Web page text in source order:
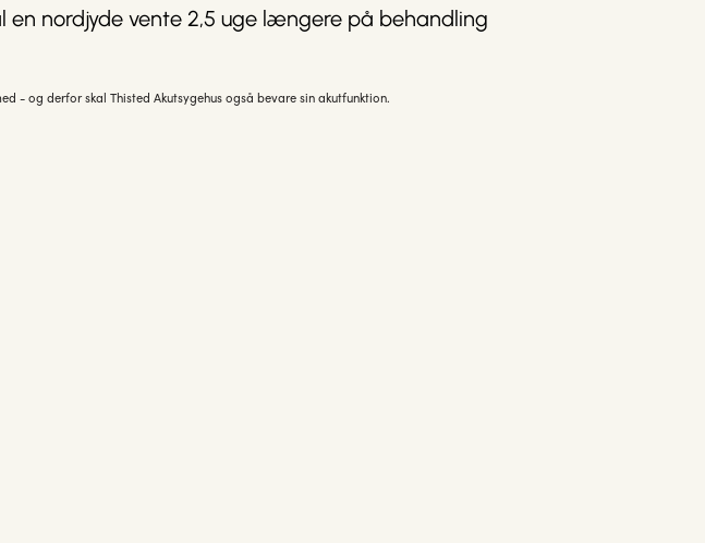
en nordjyde vente 2,5 uge længere på behandling
- og derfor skal Thisted Akutsygehus også bevare sin akutfunktion.